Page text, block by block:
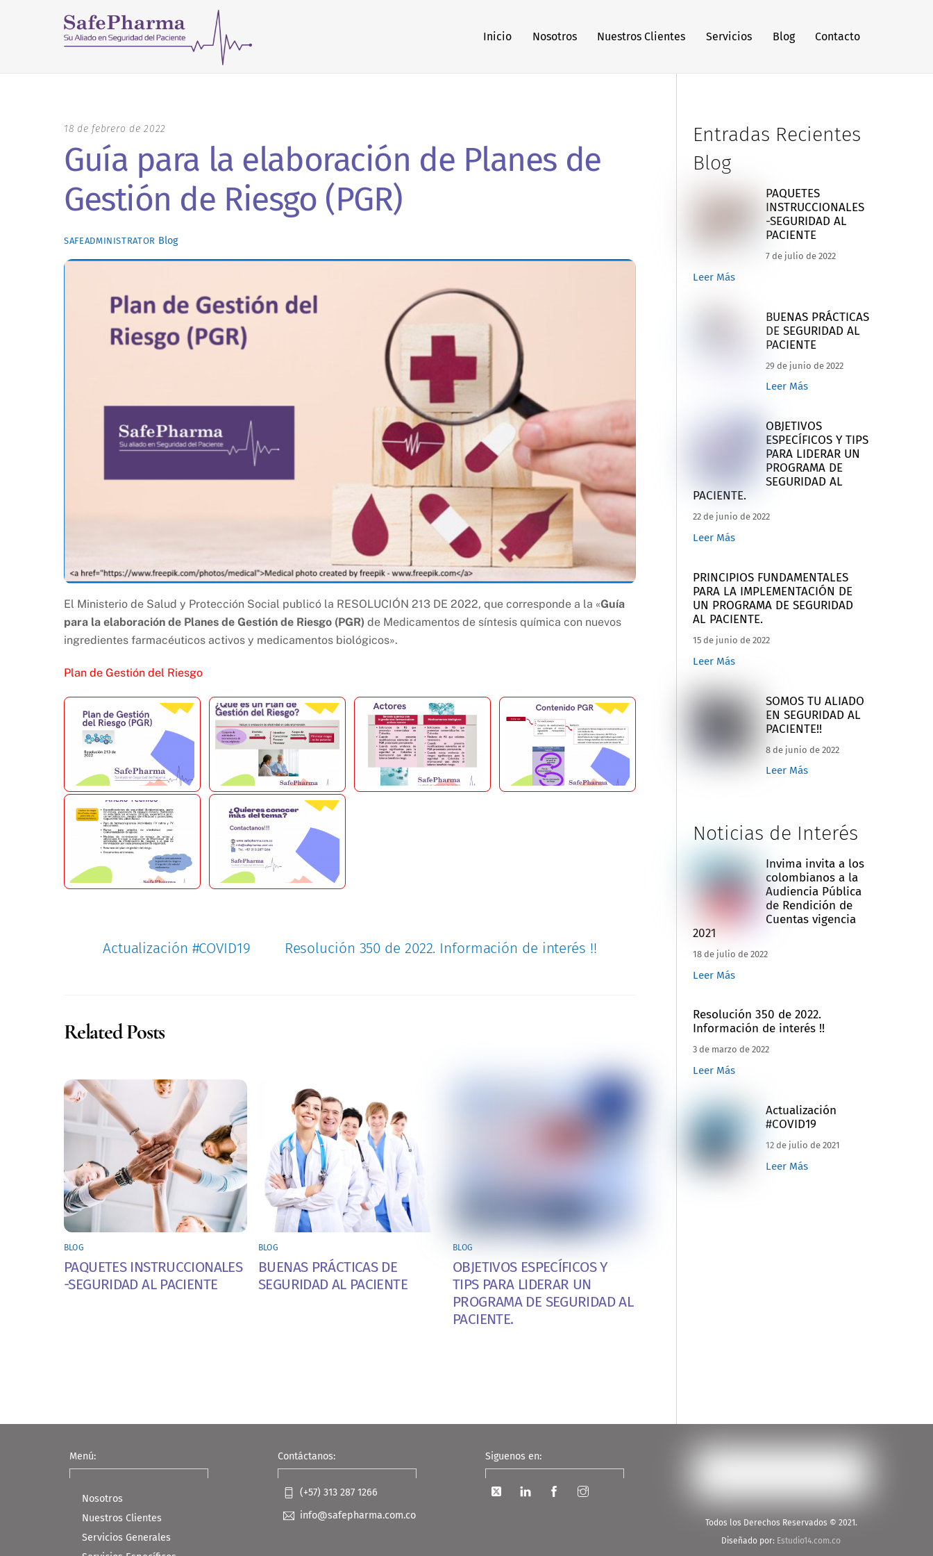
Inicio Nosotros Nuestros Clientes Servicios Blog Contacto
18 de febrero de 2022
Guía para la elaboración de Planes de
Gestión de Riesgo (PGR)
SAFEADMINISTRATOR Blog
El Ministerio de Salud y Protección Social publicó la RESOLUCIÓN 213 DE 2022, que corresponde a la «Guía
para la elaboración de Planes de Gestión de Riesgo (PGR) de Medicamentos de síntesis química con nuevos
ingredientes farmacéuticos activos y medicamentos biológicos».
Plan de Gestión del Riesgo
Actualización #COVID19 Resolución 350 de 2022. Información de interés !!
Related Posts
BLOG
PAQUETES INSTRUCCIONALES
-SEGURIDAD AL PACIENTE
BLOG
BUENAS PRÁCTICAS DE
SEGURIDAD AL PACIENTE
BLOG
OBJETIVOS ESPECÍFICOS Y
TIPS PARA LIDERAR UN
PROGRAMA DE SEGURIDAD AL
PACIENTE.
Entradas Recientes
Blog
PAQUETES
INSTRUCCIONALES
-SEGURIDAD AL
PACIENTE
7 de julio de 2022
Leer Más
BUENAS PRÁCTICAS
DE SEGURIDAD AL
PACIENTE
29 de junio de 2022
Leer Más
OBJETIVOS
ESPECÍFICOS Y TIPS
PARA LIDERAR UN
PROGRAMA DE
SEGURIDAD AL
PACIENTE.
22 de junio de 2022
Leer Más
PRINCIPIOS FUNDAMENTALES
PARA LA IMPLEMENTACIÓN DE
UN PROGRAMA DE SEGURIDAD
AL PACIENTE.
15 de junio de 2022
Leer Más
SOMOS TU ALIADO
EN SEGURIDAD AL
PACIENTE!!
8 de junio de 2022
Leer Más
Noticias de Interés
Invima invita a los
colombianos a la
Audiencia Pública
de Rendición de
Cuentas vigencia
2021
18 de julio de 2022
Leer Más
Resolución 350 de 2022.
Información de interés !!
3 de marzo de 2022
Leer Más
Actualización
#COVID19
12 de julio de 2021
Leer Más
Menú:
Nosotros
Nuestros Clientes
Servicios Generales
Contáctanos:
(+57) 313 287 1266
info@safepharma.com.co
Siguenos en:
Twitter LinkedIn FacebookInstagram
Todos los Derechos Reservados © 2021.
Diseñado por: Estudio14.com.co